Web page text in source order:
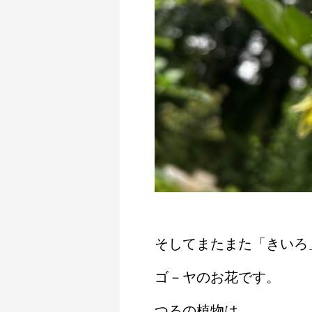
そしてまたまた「きいろ
ゴ－ヤのお花です。